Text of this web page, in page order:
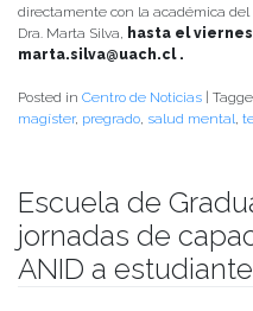
directamente con la académica
Dra. Marta Silva, hasta el
marta.silva@uach.cl .
Posted in Centro de Noticias |
magíster, pregrado, salud mental,
Escuela de
jornadas de
ANID a